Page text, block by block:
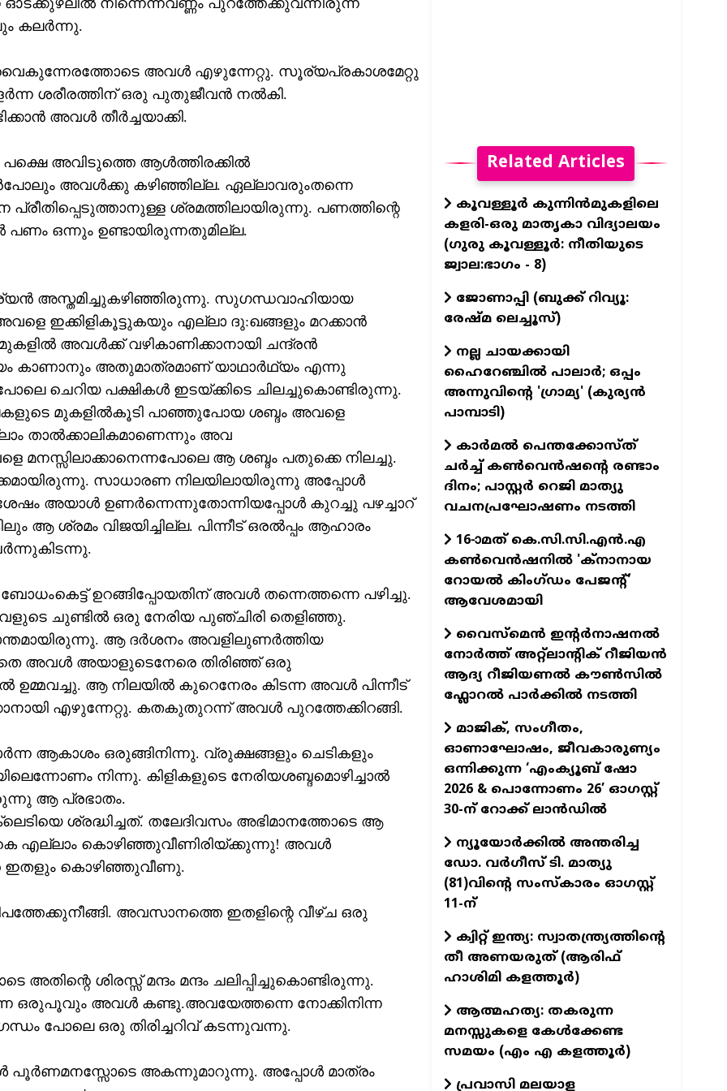
നിന്നെന്നവണ്ണം പുറത്തേക്കുവന്നിരുന്ന
കലര്‍ന്നു.
വൈകുന്നേരത്തോടെ അവള്‍ എഴുന്നേറ്റു. സൂര്യപ്രകാശമേറ്റു
ശരീരത്തിന് ഒരു പുതുജീവന്‍ നല്‍കി.
അവള്‍ തീര്‍ച്ചയാക്കി.
പക്ഷെ അവിടുത്തെ ആള്‍ത്തിരക്കില്‍
അവള്‍ക്കു കഴിഞ്ഞില്ല. ഏല്ലാവരുംതന്നെ
ശ്രമത്തിലായിരുന്നു. പണത്തിന്റെ
ഒന്നും ഉണ്ടായിരുന്നതുമില്ല.
അസ്തമിച്ചുകഴിഞ്ഞിരുന്നു. സുഗന്ധവാഹിയായ
ഇക്കിളികൂട്ടുകയും എല്ലാ ദു:ഖങ്ങളും മറക്കാന്‍
അവള്‍ക്ക് വഴികാണിക്കാനായി ചന്ദ്രന്‍
കാണാനും അതുമാത്രമാണ് യാഥാര്‍ഥ്യം എന്നു
ചെറിയ പക്ഷികള്‍ ഇടയ്ക്കിടെ ചിലച്ചുകൊണ്ടിരുന്നു.
മുകളില്‍കൂടി പാഞ്ഞുപോയ ശബ്ദം അവളെ
താല്‍ക്കാലികമാണെന്നും അവ
ആ ശബ്ദം പതുക്കെ നിലച്ചു.
സാധാരണ നിലയിലായിരുന്നു അപ്പോള്‍
അയാള്‍ ഉണര്‍ന്നെന്നുതോന്നിയപ്പോള്‍ കുറച്ചു പഴച്ചാറ്
ശ്രമം വിജയിച്ചില്ല. പിന്നീട് ഒരല്‍പ്പം ആഹാരം
ഉറങ്ങിപ്പോയതിന് അവള്‍ തന്നെത്തന്നെ പഴിച്ചു.
ചുണ്ടില്‍ ഒരു നേരിയ പുഞ്ചിരി തെളിഞ്ഞു.
ആ ദര്‍ശനം അവളിലുണര്‍ത്തിയ
അവള്‍ അയാളുടെനേരെ തിരിഞ്ഞ് ഒരു
ആ നിലയില്‍ കുറെനേരം കിടന്ന അവള്‍ പിന്നീട്
എഴുന്നേറ്റു. കതകുതുറന്ന് അവള്‍ പുറത്തേക്കിറങ്ങി.
ആകാശം ഒരുങ്ങിനിന്നു. വ്രുക്ഷങ്ങളും ചെടികളും
നിന്നു. കിളികളുടെ നേരിയശബ്ദമൊഴിച്ചാല്‍
ആ പ്രഭാതം.
ശ്രദ്ധിച്ചത്. തലേദിവസം അഭിമാനത്തോടെ ആ
എല്ലാം കൊഴിഞ്ഞുവീണിരിയ്ക്കുന്നു! അവള്‍
ഇതളും കൊഴിഞ്ഞുവീണു.
അവസാനത്തെ ഇതളിന്റെ വീഴ്ച ഒരു
ശിരസ്സ് മന്ദം മന്ദം ചലിപ്പിച്ചുകൊണ്ടിരുന്നു.
ഒരുപൂവും അവള്‍ കണ്ടു.അവയേത്തന്നെ നോക്കിനിന്ന
പോലെ ഒരു തിരിച്ചറിവ് കടന്നുവന്നു.
പൂര്‍ണമനസ്സോടെ അകന്നുമാറുന്നു. അപ്പോള്‍ മാത്രം
Related Articles
കൂവള്ളൂർ കുന്നിൻമുകളിലെ
കളരി-ഒരു മാതൃകാ വിദ്യാലയം
(ഗുരു കൂവള്ളൂര്‍: നീതിയുടെ
ജ്വാല:ഭാഗം - 8)
ജോണാപ്പി (ബുക്ക്‌ റിവ്യൂ:
രേഷ്മ ലെച്ചൂസ്)
നല്ല ചായക്കായി
ഹൈറേഞ്ചിൽ പാലാർ; ഒപ്പം
അന്നുവിന്റെ 'ഗ്രാമ്യ' (കുര്യൻ
പാമ്പാടി)
കാർമൽ പെന്തക്കോസ്ത്
ചർച്ച് കൺവെൻഷന്റെ രണ്ടാം
ദിനം; പാസ്റ്റർ റെജി മാത്യു
വചനപ്രഘോഷണം നടത്തി
16-ാമത് കെ.സി.സി.എന്‍.എ
കൺവെൻഷനിൽ 'ക്നാനായ
റോയൽ കിംഗ്ഡം പേജന്റ്'
ആവേശമായി
വൈസ്മെൻ ഇന്റർനാഷനൽ
നോർത്ത് അറ്റ്ലാന്റിക് റീജിയൻ
ആദ്യ റീജിയണൽ കൗൺസിൽ
ഫ്ലോറൽ പാർക്കിൽ നടത്തി
മാജിക്, സംഗീതം,
ഓണാഘോഷം, ജീവകാരുണ്യം
ഒന്നിക്കുന്ന ‘എംക്യൂബ് ഷോ
2026 & പൊന്നോണം 26’ ഓഗസ്റ്റ്
30-ന് റോക്ക് ലാന്‍ഡില്‍
ന്യൂയോര്‍ക്കില്‍ അന്തരിച്ച
ഡോ. വര്‍ഗീസ് ടി. മാത്യു
(81)വിന്റെ സംസ്‌കാരം ഓഗസ്റ്റ്
11-ന്‌
ക്വിറ്റ് ഇന്ത്യ: സ്വാതന്ത്ര്യത്തിന്റെ
തീ അണയരുത് (ആരിഫ്
ഹാശിമി കളത്തൂർ)
ആത്മഹത്യ: തകരുന്ന
മനസ്സുകളെ കേൾക്കേണ്ട
സമയം (എം എ കളത്തൂർ)
പ്രവാസി മലയാള